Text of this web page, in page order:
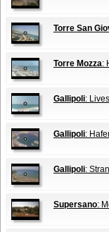
Torre San
Torre Mozza:
Gallipoli:
Gallipoli:
Gallipoli:
Supersano: